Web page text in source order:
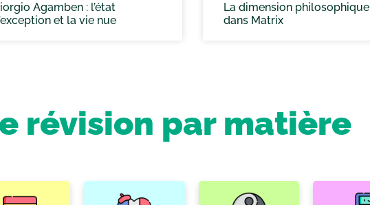
Agamben : l’état
et la vie nue
La dimension philosophique
dans Matrix
révision par matière